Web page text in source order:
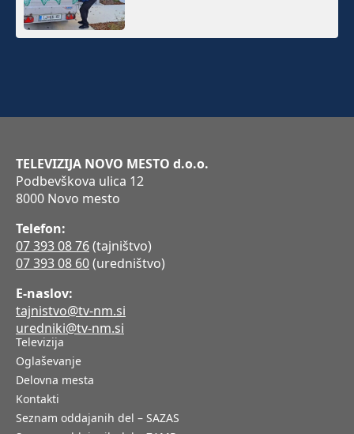
TELEVIZIJA NOVO MESTO d.o.o.
Podbevškova ulica 12
8000 Novo mesto
Telefon:
07 393 08 76(tajništvo)
07 393 08 60(uredništvo)
E-naslov:
tajnistvo@tv-nm.si
uredniki@tv-nm.si
Televizija
Oglaševanje
Delovna mesta
Kontakti
Seznam oddajanih del – SAZAS